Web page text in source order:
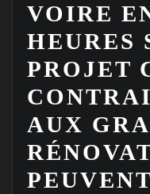
VOIRE
HEURES
PROJET
AUX